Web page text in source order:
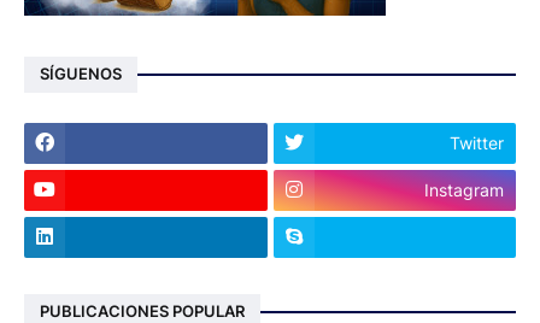
SÍGUENOS
Twitter
Instagram
PUBLICACIONES POPULAR